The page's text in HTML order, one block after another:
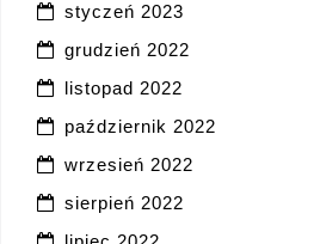
styczeń 2023
grudzień 2022
listopad 2022
październik 2022
wrzesień 2022
sierpień 2022